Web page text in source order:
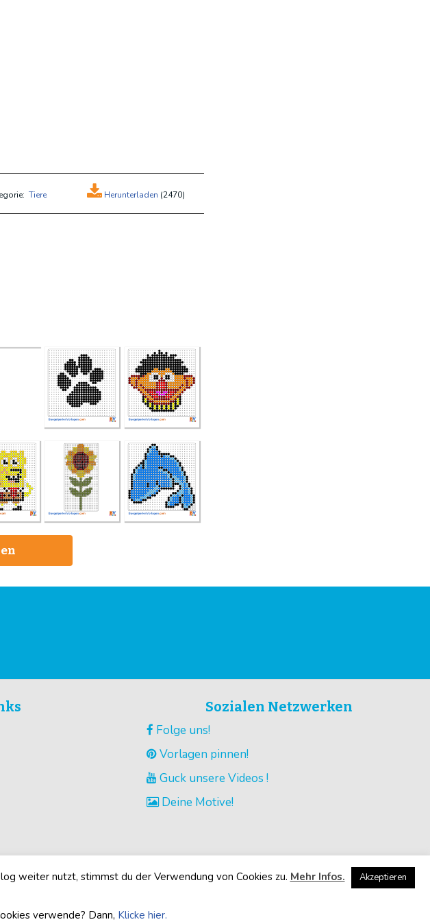
Herunterladen (2470)
Tiere
Sozialen Netzwerken
Folge uns!
Vorlagen pinnen!
Guck unsere Videos !
Deine Motive!
weiter nutzt, stimmst du der Verwendung von Cookies zu. Mehr Infos. Akzeptieren
verwende? Dann, Klicke hier.